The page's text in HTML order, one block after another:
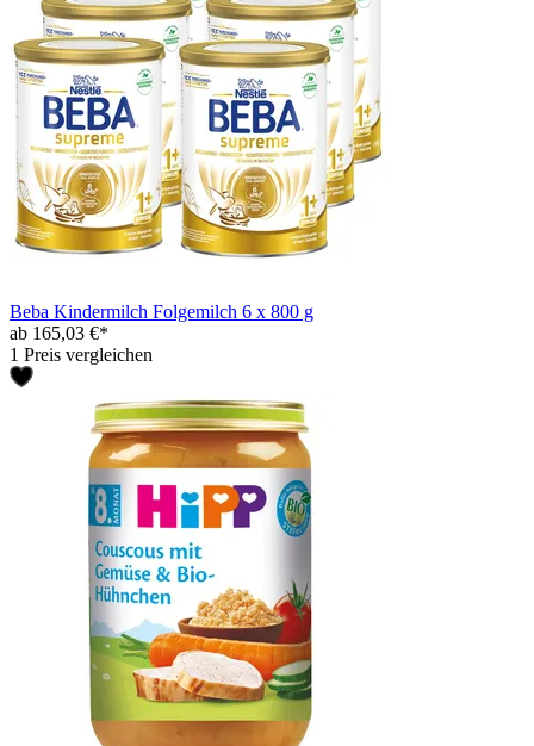
Beba Kindermilch Folgemilch 6 x 800 g
ab 165,03 €*
1 Preis vergleichen